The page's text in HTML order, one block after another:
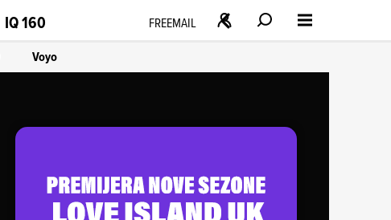
IQ 160 FREEMAIL
Voyo